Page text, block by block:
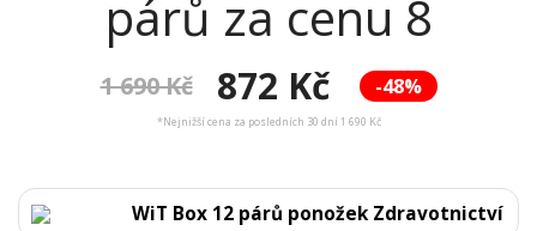
párů za cenu 8
-48%
1 690 Kč 872 Kč
*Nejnižší cena za posledních 30 dní 1 690 Kč
WiT Box 12 párů ponožek Zdravotnictví